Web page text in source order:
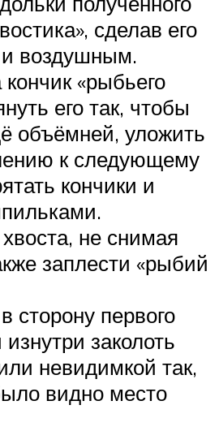
сделав его
воздушным.
«рыбьего
его так, чтобы
объёмней, уложить
к следующему
кончики и
не снимая
заплести «рыбий
сторону первого
заколоть
невидимкой так,
видно место